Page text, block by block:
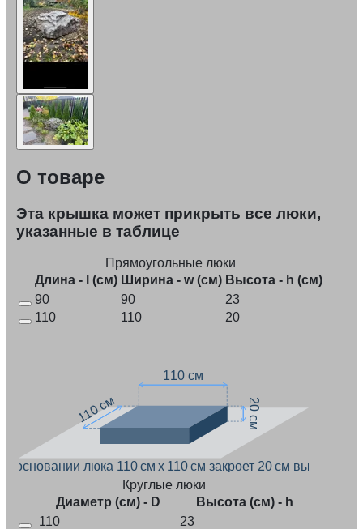
О товаре
Эта крышка может прикрыть все люки,
указанные в таблице
Прямоугольные люки
Длина - l (см) Ширина - w (см) Высота - h (см)
90
90
23
110
110 20
110 см
20 см
110 см
основании люка 110 см x 110 см закроет 20 см высоты
Круглые люки
Диаметр (см) - D
Высота (см) - h
110
23